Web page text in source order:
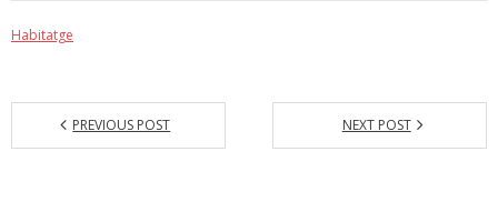
Habitatge
PREVIOUS POST NEXT POST